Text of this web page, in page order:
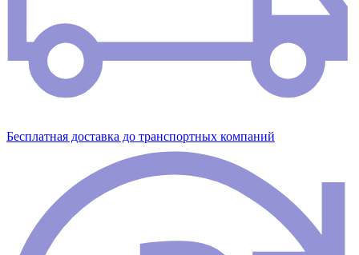
Бесплатная доставка до транспортных компаний